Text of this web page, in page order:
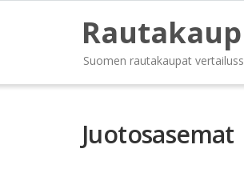
Suomen rautakaupat
Juotosasemat